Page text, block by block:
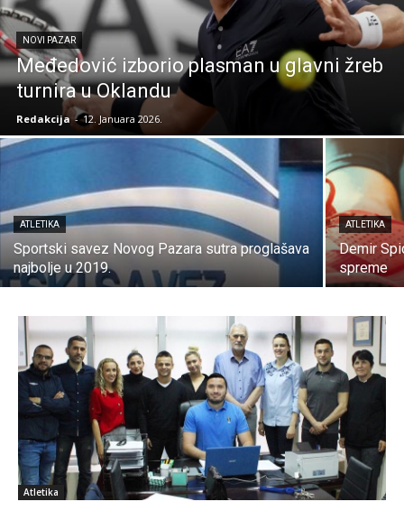
NOVI PAZAR
Međedović izborio plasman u glavni žreb
turnira u Oklandu
Redakcija - 12. Januara 2026.
ATLETIKA
Sportski savez Novog Pazara sutra proglašava
najbolje u 2019.
ATLETIKA
Demir
spreme
Atletika